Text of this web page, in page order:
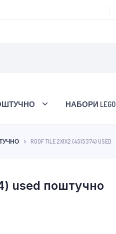
НАБОРИ LEGO
ROOF TILE 2X1X2 (4515374) USED
used поштучно